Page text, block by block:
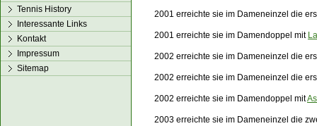
2001 erreichte sie im Dameneinzel die
2001 erreichte sie im Damendoppel mit
2002 erreichte sie im Dameneinzel die
2002 erreichte sie im Dameneinzel die
2002 erreichte sie im Damendoppel mit
2003 erreichte sie im Dameneinzel die
Tennis History
Interessante Links
Kontakt
Impressum
Sitemap